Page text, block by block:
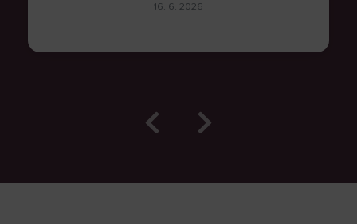
16. 6. 2026